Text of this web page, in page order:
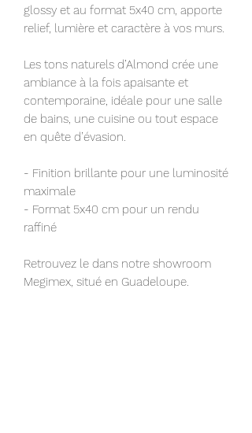
glossy et au format 5x40 cm, apporte
relief, lumière et caractère à vos murs. ⁠
Les tons naturels d’Almond crée une
ambiance à la fois apaisante et
contemporaine, idéale pour une salle
de bains, une cuisine ou tout espace
en quête d’évasion.⁠
- Finition brillante pour une luminosité
maximale⁠
- Format 5x40 cm pour un rendu
raffiné⁠
Retrouvez le dans notre showroom
Megimex, situé en Guadeloupe.